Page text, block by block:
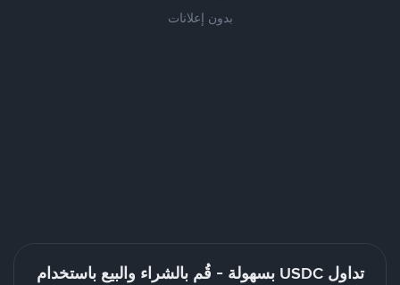
بدون إعلانات
تداول USDC بسهولة - قُم بالشراء والبيع باستخدام